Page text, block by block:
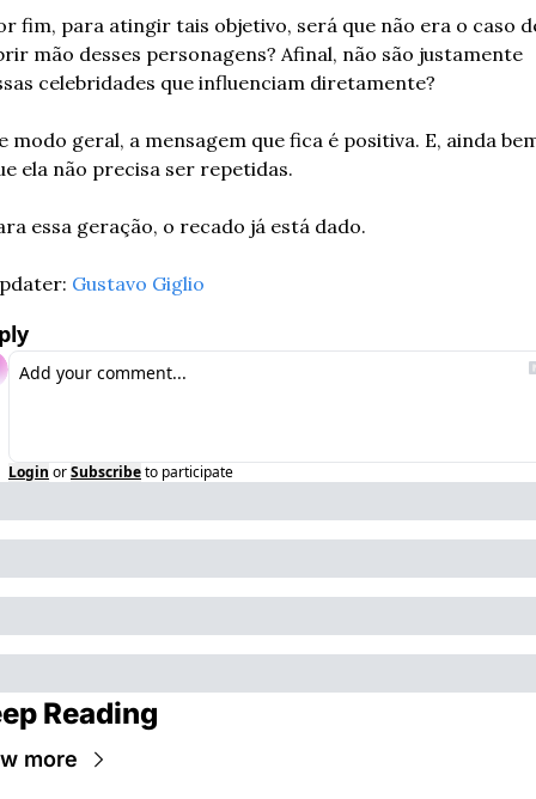
fim, para atingir tais objetivo, será que não era o caso
mão desses personagens? Afinal, não são justamente
celebridades que influenciam diretamente?
modo geral, a mensagem que fica é positiva. E, ainda
ela não precisa ser repetidas.
essa geração, o recado já está dado.
Gustavo Giglio
Login orSubscribeto participate
Reading
more